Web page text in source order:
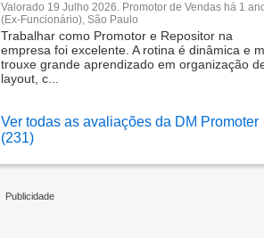
Valorado 19 Julho 2026. Promotor de Vendas há 1
(Ex-Funcionário), São Paulo
Trabalhar como Promotor e Repositor na
empresa foi excelente. A rotina é dinâmica e
trouxe grande aprendizado em organização
layout, c...
Ver todas as avaliações da DM Promoter
(231)